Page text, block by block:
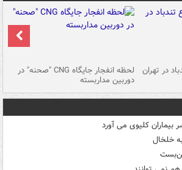
در تهران لحظه انفجار جایگاه CNG "صحنه" در
دوربین مداربسته
بیماران کلیوی می آورد
خلخال